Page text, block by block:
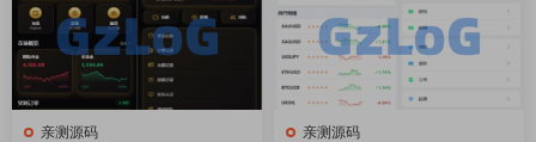
亲测源码 亲测源码